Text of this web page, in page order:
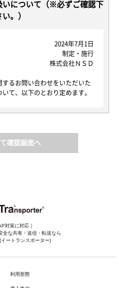
いについて（※必ずご確認下
い。）
2024年7月1日
制定・施行
株式会社ＮＳＤ
るお問い合わせをいただいた
て、以下のとおり定めます。
する法律にいう「個人情報」を
る情報であって、当該情報に含
個人データ」は、個人情報保護
意味で使用します。
な範囲で、個人情報を利用いた
お客様からの同意を得るもの
いたします。
確認画面へ
対策に対応｜
全な共有・送信・転送なら
ートランスポーター)
利用形態